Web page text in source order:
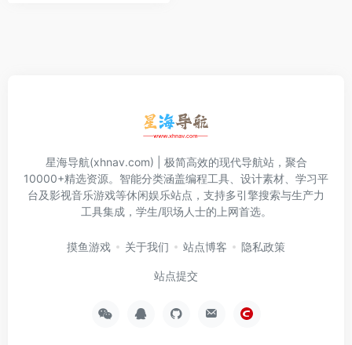
星海导航(xhnav.com) | 极简高效的现代导航站，聚合
10000+精选资源。智能分类涵盖编程工具、设计素材、学习平
台及影视音乐游戏等休闲娱乐站点，支持多引擎搜索与生产力
工具集成，学生/职场人士的上网首选。
摸鱼游戏 关于我们 站点博客 隐私政策
站点提交